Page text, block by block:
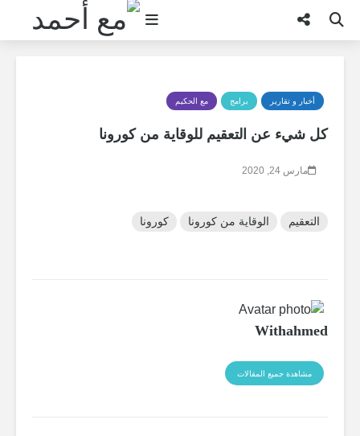
أخبار و تقارير برامج مع الحكيم
كل شيء عن التعقيم للوقاية من كورونا
مارس 24, 2020
التعقيم الوقاية من كورونا كورونا
Withahmed
مشاهدة جميع المقالات